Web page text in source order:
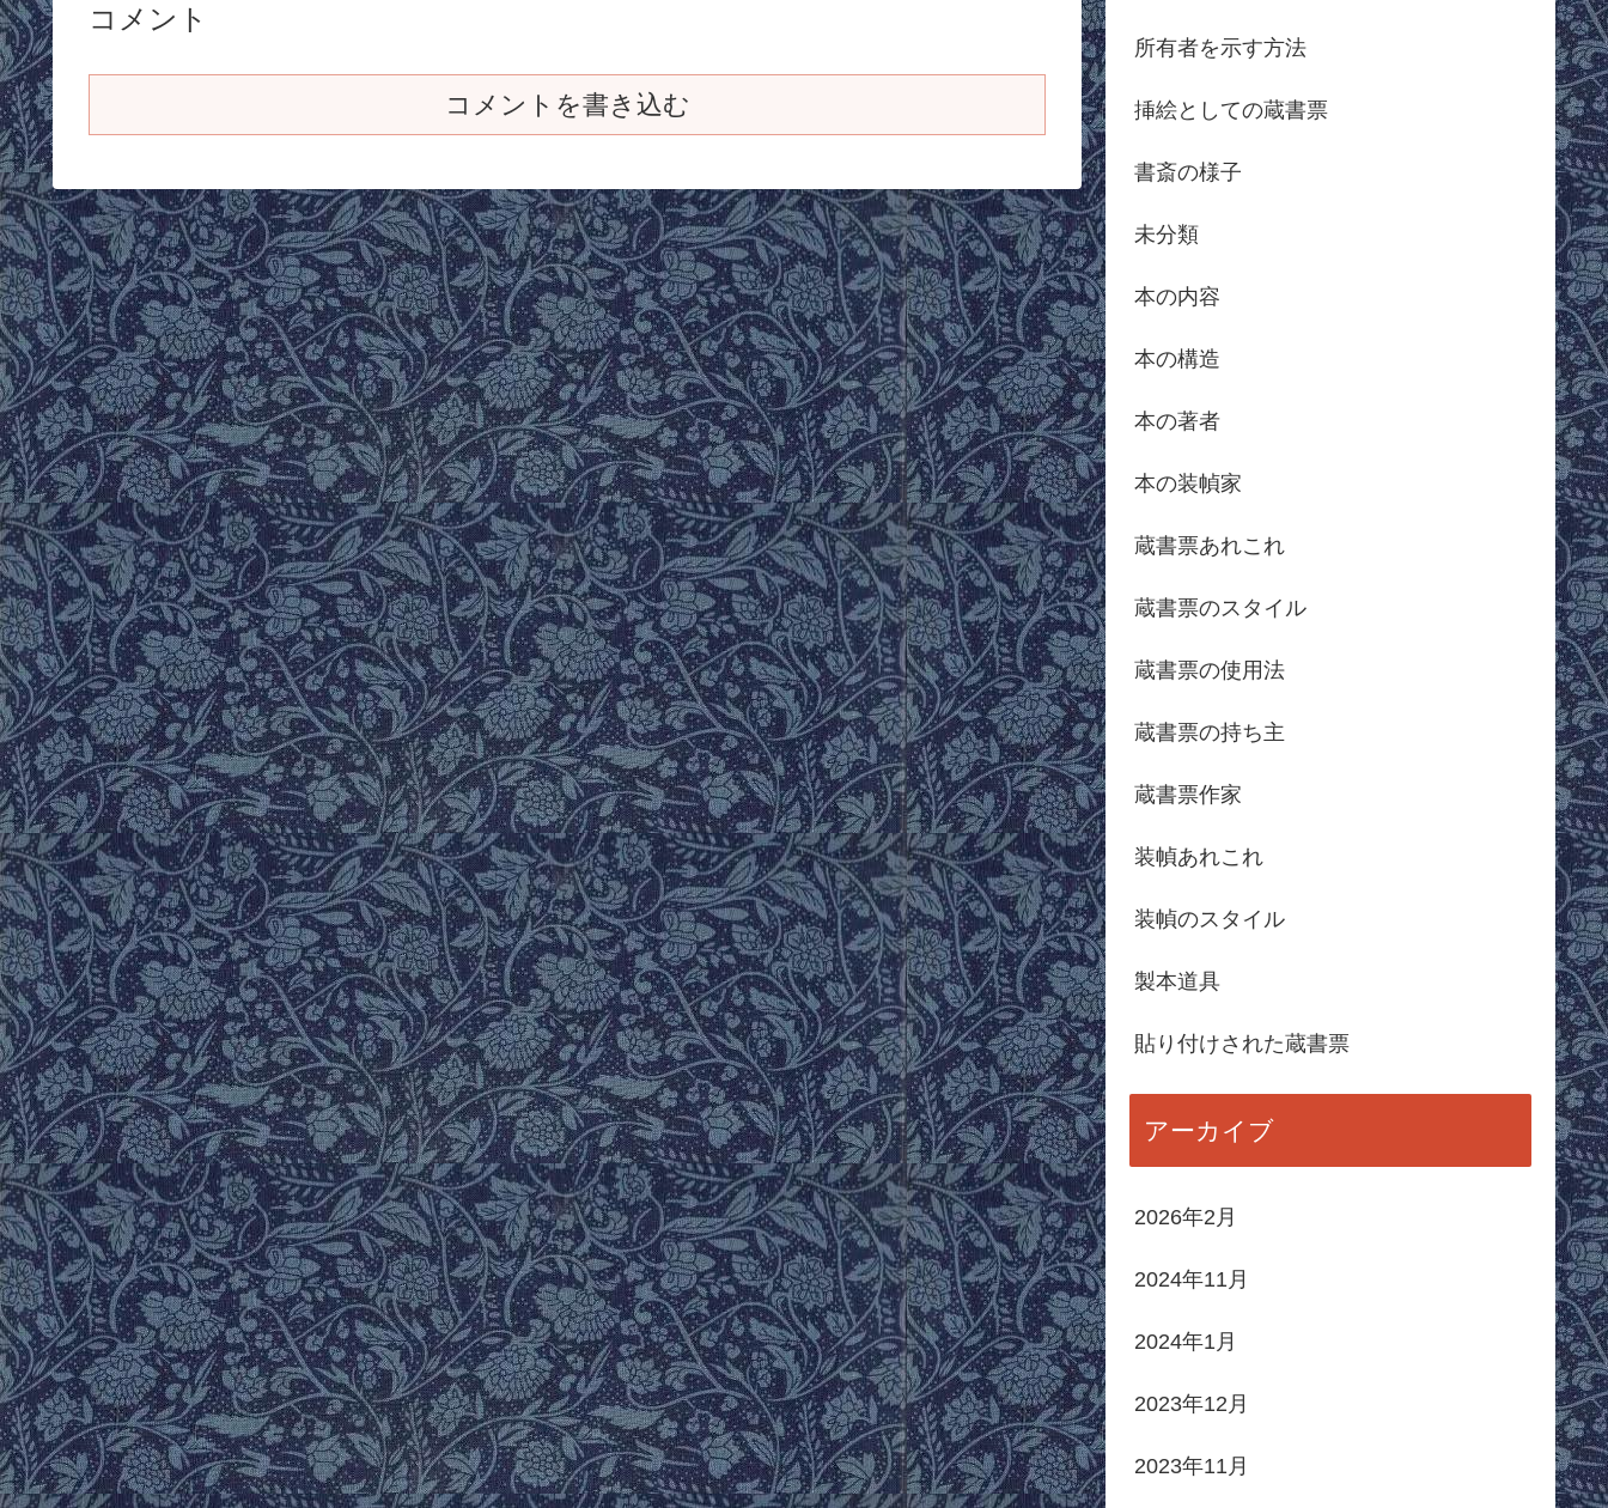
コメント
コメントを書き込む
所有者を示す方法
挿絵としての蔵書票
書斎の様子
未分類
本の内容
本の構造
本の著者
本の装幀家
蔵書票あれこれ
蔵書票のスタイル
蔵書票の使用法
蔵書票の持ち主
蔵書票作家
装幀あれこれ
装幀のスタイル
製本道具
貼り付けされた蔵書票
アーカイブ
2026年2月
2024年11月
2024年1月
2023年12月
2023年11月